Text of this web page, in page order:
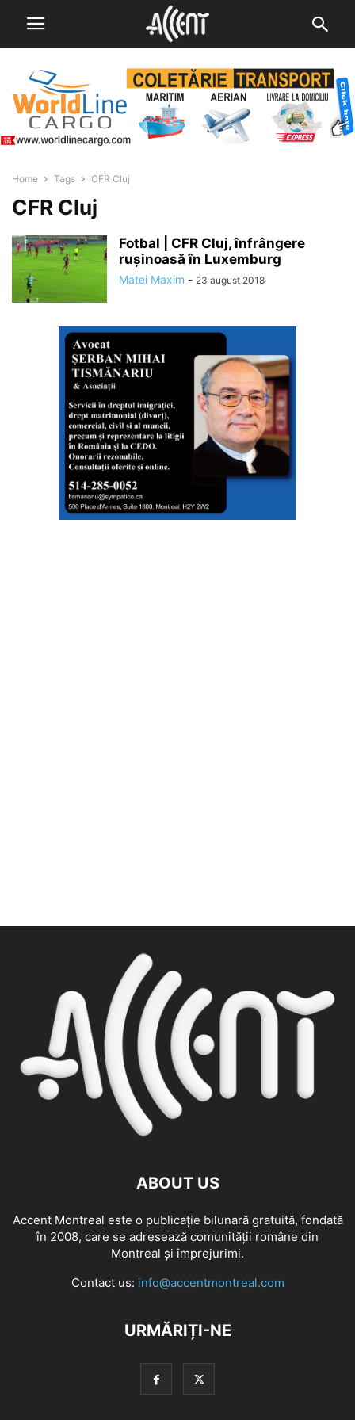
Home Tags CFR Cluj
CFR Cluj
Fotbal | CFR Cluj, înfrângere
ruşinoasă în Luxemburg
Matei Maxim - 23 august 2018
ABOUT US
Accent Montreal este o publicație bilunară gratuită, fondată
în 2008, care se adresează comunităţii române din
Montreal şi împrejurimi.
Contact us: info@accentmontreal.com
URMĂRIȚI-NE